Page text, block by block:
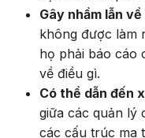
Gây nhầm lẫn
không được làm
họ phải báo cáo
về điều gì.
Có thể dẫn đến
giữa các quản lý
các cấu trúc ma